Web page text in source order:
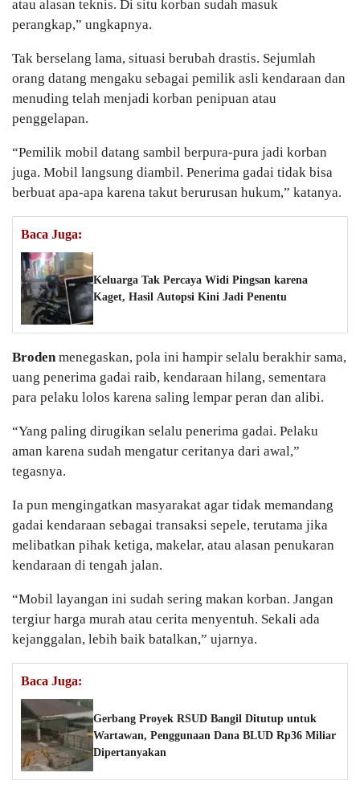
atau alasan teknis. Di situ korban sudah masuk
perangkap,” ungkapnya.
Tak berselang lama, situasi berubah drastis. Sejumlah
orang datang mengaku sebagai pemilik asli kendaraan dan
menuding telah menjadi korban penipuan atau
penggelapan.
“Pemilik mobil datang sambil berpura-pura jadi korban
juga. Mobil langsung diambil. Penerima gadai tidak bisa
berbuat apa-apa karena takut berurusan hukum,” katanya.
Baca Juga:
Keluarga Tak Percaya Widi Pingsan karena
Kaget, Hasil Autopsi Kini Jadi Penentu
Brodenmenegaskan, pola ini hampir selalu berakhir sama,
uang penerima gadai raib, kendaraan hilang, sementara
para pelaku lolos karena saling lempar peran dan alibi.
“Yang paling dirugikan selalu penerima gadai. Pelaku
aman karena sudah mengatur ceritanya dari awal,”
tegasnya.
Ia pun mengingatkan masyarakat agar tidak memandang
gadai kendaraan sebagai transaksi sepele, terutama jika
melibatkan pihak ketiga, makelar, atau alasan penukaran
kendaraan di tengah jalan.
“Mobil layangan ini sudah sering makan korban. Jangan
tergiur harga murah atau cerita menyentuh. Sekali ada
kejanggalan, lebih baik batalkan,” ujarnya.
Baca Juga:
Gerbang Proyek RSUD Bangil Ditutup untuk
Wartawan, Penggunaan Dana BLUD Rp36 Miliar
Dipertanyakan